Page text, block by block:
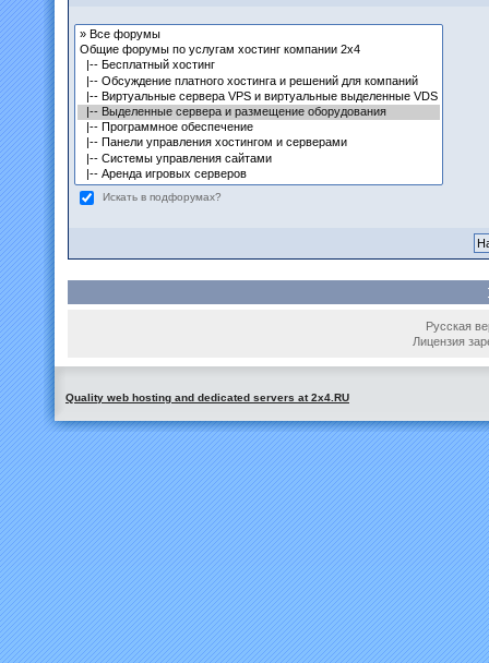
Искать в подфорумах?
Русская
Лицензия
Quality web hosting and dedicated servers at 2x4.RU